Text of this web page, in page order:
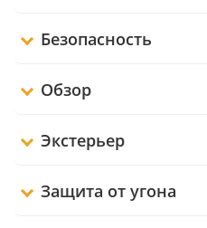
Безопасность
Обзор
Экстерьер
Защита от угона